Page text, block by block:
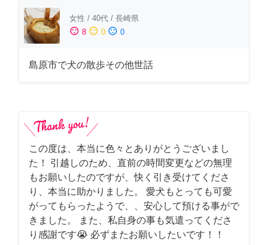
女性 / 40代 / 長崎県
sentiment_satisfied 8 sentiment_neutral 0 sentiment_dissatisfied 0
島原市で犬の散歩その他世話
この度は、本当に色々とありがとうございまし
た！ 引越しのため、直前の時間変更などの無理
もお願いしたのですが、快く引き受けてくださ
り、本当に助かりました。 愛犬もとっても可愛
がってもらったようで、、安心して預ける事がで
きました。 また、私自身の事も気遣ってくださ
り感謝です😭 必ずまたお願いしたいです！！